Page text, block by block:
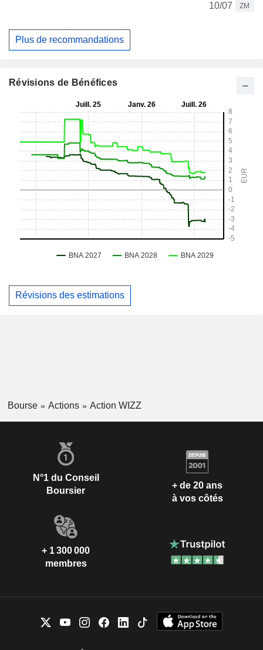
10/07
ZM
Plus de recommandations
Révisions de Bénéfices
Révisions des estimations
Bourse Actions Action WIZZ
N°1 du Conseil
Boursier
+ de 20 ans
à vos côtés
+ 1 300 000
membres